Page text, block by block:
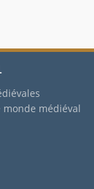
médiéval